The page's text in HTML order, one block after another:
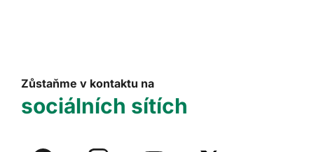
Zůstaňme v kontaktu na
sociálních sítích